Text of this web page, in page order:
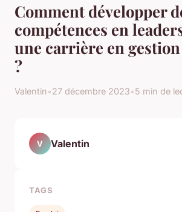
Comment développer
compétences en
une carrière en
?
Valentin•27 décembre 2023•5 min de
V Valentin
TAGS